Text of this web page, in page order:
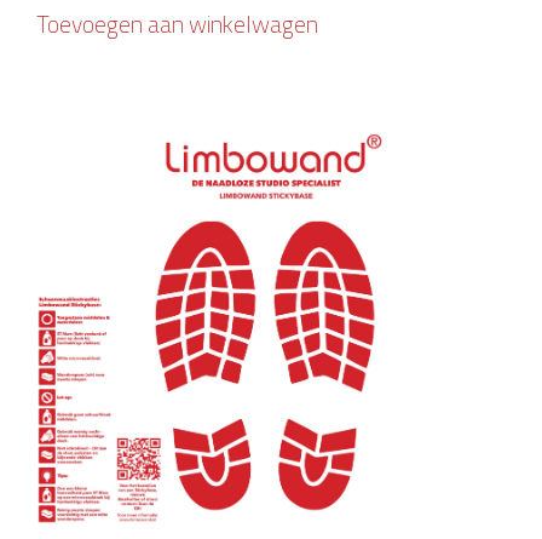
Toevoegen aan winkelwagen